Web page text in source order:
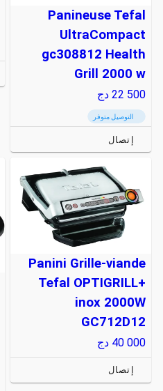
Panineuse Tefal
UltraCompact
gc308812 Health
Grill 2000 w
22 500 دج
التوصيل متوفر
إتصال
Panini Grille-viande
Tefal OPTIGRILL+
inox 2000W
GC712D12
40 000 دج
إتصال